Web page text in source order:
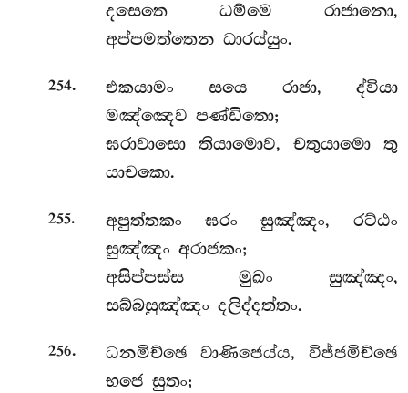
දසෙතෙ ධම්මෙ රාජානො,
අප්පමත්තෙන ධාරය්යුං.
254. එකයාමං සයෙ රාජා, ද්වියා
මඤ්ඤෙව පණ්ඩිතො;
ඝරාවාසො තියාමොව, චතුයාමො තු
යාචකො.
255.
අපුත්තකං ඝරං සුඤ්ඤං, රට්ඨං
සුඤ්ඤං අරාජකං;
අසිප්පස්ස මුඛං සුඤ්ඤං,
සබ්බසුඤ්ඤං දලිද්දත්තං.
256. ධනමිච්ඡෙවාණිජෙය්ය, විජ්ජමිච්ඡෙ
භජෙ සුතං;